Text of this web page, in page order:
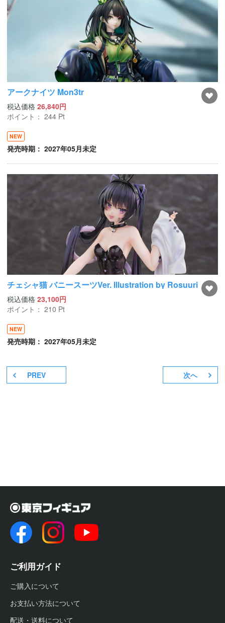
アークナイツ Mon3tr
税込価格 26,840円
ポイント： 244 Pt
NEW
発売時期： 2027年05月未定
チェシャ猫 バニースーツVer. Illustration by Rosuuri
税込価格 23,100円
ポイント： 210 Pt
NEW
発売時期： 2027年05月未定
PREV 次へ
ご利用ガイド
ご購入について
お支払い方法について
配送・送料について